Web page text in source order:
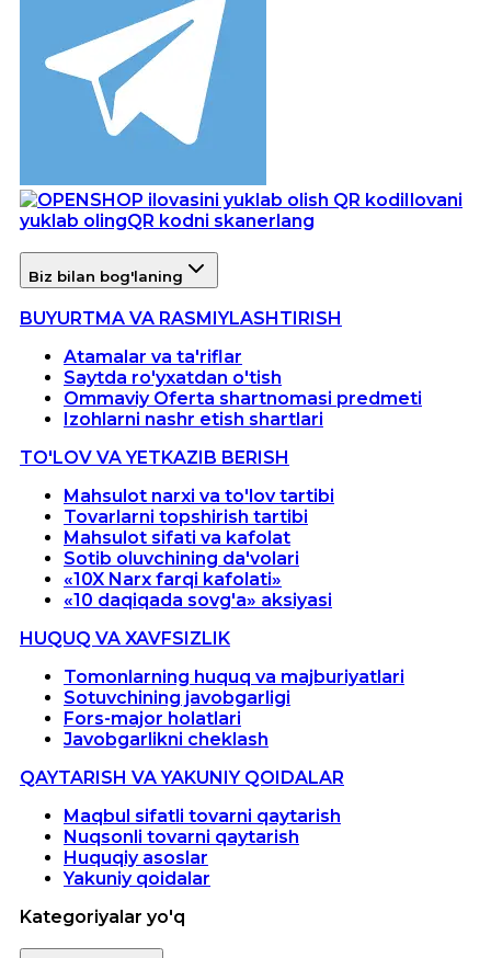
Ilovani
yuklab olingQR kodni skanerlang
Biz bilan bog'laning
BUYURTMA VA RASMIYLASHTIRISH
Atamalar va ta'riflar
Saytda ro'yxatdan o'tish
Ommaviy Oferta shartnomasi predmeti
Izohlarni nashr etish shartlari
TO'LOV VA YETKAZIB BERISH
Mahsulot narxi va to'lov tartibi
Tovarlarni topshirish tartibi
Mahsulot sifati va kafolat
Sotib oluvchining da'volari
«10X Narx farqi kafolati»
«10 daqiqada sovg'a» aksiyasi
HUQUQ VA XAVFSIZLIK
Tomonlarning huquq va majburiyatlari
Sotuvchining javobgarligi
Fors-major holatlari
Javobgarlikni cheklash
QAYTARISH VA YAKUNIY QOIDALAR
Maqbul sifatli tovarni qaytarish
Nuqsonli tovarni qaytarish
Huquqiy asoslar
Yakuniy qoidalar
Kategoriyalar yo'q